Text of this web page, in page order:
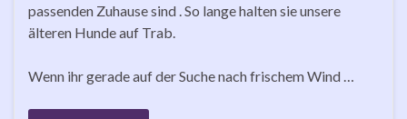
passenden Zuhause sind . So lange halten sie unsere
älteren Hunde auf Trab.
Wenn ihr gerade auf der Suche nach frischem Wind …